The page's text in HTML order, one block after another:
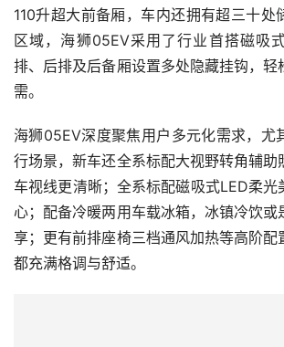
110升超大前备厢，车内还拥有超三十处
区域，海狮05EV采用了行业首搭磁吸
排、后排及后备厢设置多处隐藏挂钩，轻
需。
海狮05EV深度聚焦用户多元化需求，尤
行场景，新车还全系标配大视野转角辅助
车视线更清晰；全系标配磁吸式LED柔光
心；配备冷暖两用车载冰箱，冰镇冷饮或
享；更有前排座椅三档通风加热等高阶配
都充满格调与舒适。